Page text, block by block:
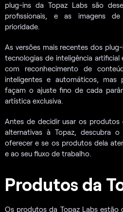
plug-ins da Topaz Labs são
profissionais, e as imagens
prioridade.
As versões mais recentes dos
tecnologias de inteligência
com reconhecimento de
inteligentes e automáticos, mas
façam o ajuste fino de cada
artística exclusiva.
Antes de decidir usar os produtos
alternativas à Topaz, descubra
oferecer e se os produtos dela
e ao seu fluxo de trabalho.
Produtos da
Os produtos da Topaz Labs estão